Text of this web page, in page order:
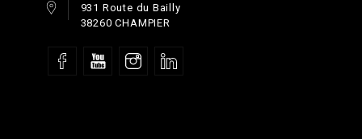
931 Route du Bailly
38260 CHAMPIER